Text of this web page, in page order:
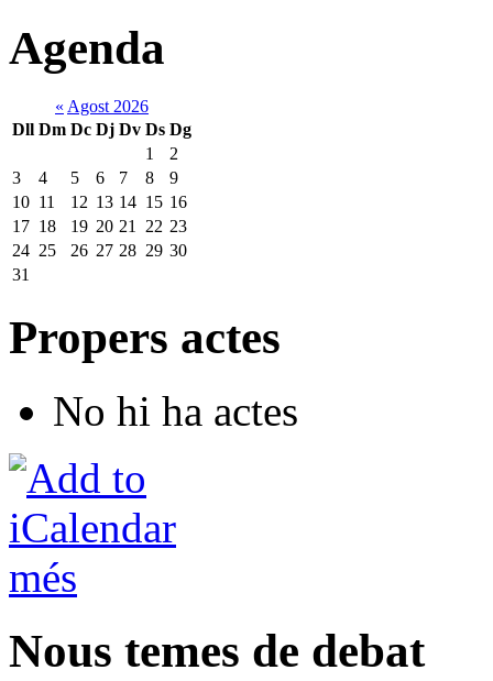
Agenda
« Agost 2026
Dll Dm Dc Dj Dv Ds Dg
1
2
3
4 5 6 7 8
9
10 11 12 13 14 15 16
17 18 19 20 21 22 23
24 25 26 27 28 29 30
31
Propers actes
No hi ha actes
més
Nous temes de debat